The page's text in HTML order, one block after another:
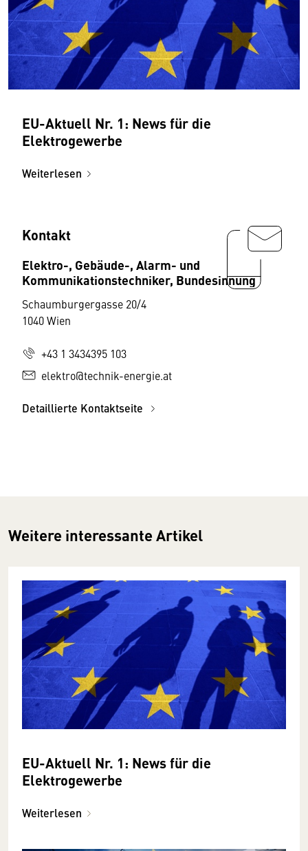
EU-Aktuell Nr. 1: News für die
Elektrogewerbe
Weiterlesen
Kontakt
Elektro-, Gebäude-, Alarm- und
Kommunikationstechniker, Bundesinnung
Schaumburgergasse 20/4
1040 Wien
+43 1 3434395 103
elektro@technik-energie.at
Detaillierte Kontaktseite
Weitere interessante Artikel
EU-Aktuell Nr. 1: News für die
Elektrogewerbe
Weiterlesen